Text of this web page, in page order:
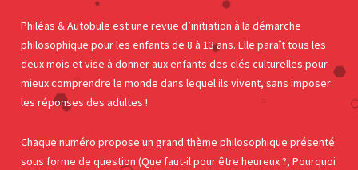
Philéas & Autobule est une revue d’initiation à la démarche
philosophique pour les enfants de 8 à 13 ans. Elle paraît tous les
deux mois et vise à donner aux enfants des clés culturelles pour
mieux comprendre le monde dans lequel ils vivent, sans imposer
les réponses des adultes !
Chaque numéro propose un grand thème philosophique présenté
sous forme de question (Que faut-il pour être heureux ?, Pourquoi